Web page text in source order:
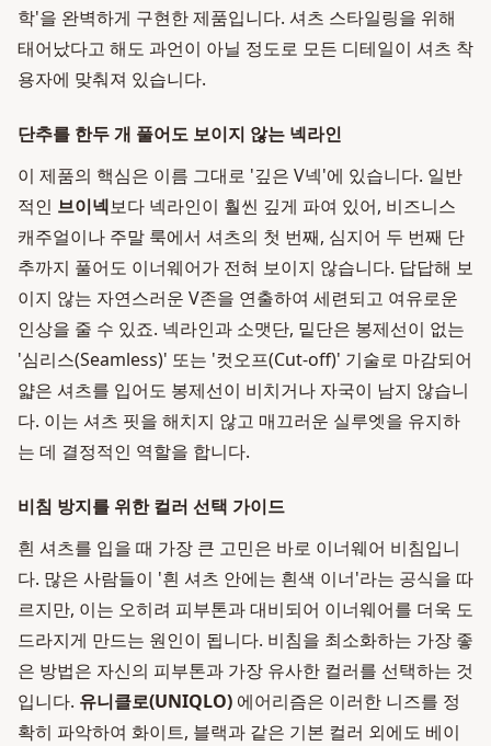
학'을 완벽하게 구현한 제품입니다. 셔츠 스타일링을 위해
태어났다고 해도 과언이 아닐 정도로 모든 디테일이 셔츠 착
용자에 맞춰져 있습니다.
단추를 한두 개 풀어도 보이지 않는 넥라인
이 제품의 핵심은 이름 그대로 '깊은 V넥'에 있습니다. 일반
적인 브이넥보다 넥라인이 훨씬 깊게 파여 있어, 비즈니스
캐주얼이나 주말 룩에서 셔츠의 첫 번째, 심지어 두 번째 단
추까지 풀어도 이너웨어가 전혀 보이지 않습니다. 답답해 보
이지 않는 자연스러운 V존을 연출하여 세련되고 여유로운
인상을 줄 수 있죠. 넥라인과 소맷단, 밑단은 봉제선이 없는
'심리스(Seamless)' 또는 '컷오프(Cut-off)' 기술로 마감되어
얇은 셔츠를 입어도 봉제선이 비치거나 자국이 남지 않습니
다. 이는 셔츠 핏을 해치지 않고 매끄러운 실루엣을 유지하
는 데 결정적인 역할을 합니다.
비침 방지를 위한 컬러 선택 가이드
흰 셔츠를 입을 때 가장 큰 고민은 바로 이너웨어 비침입니
다. 많은 사람들이 '흰 셔츠 안에는 흰색 이너'라는 공식을 따
르지만, 이는 오히려 피부톤과 대비되어 이너웨어를 더욱 도
드라지게 만드는 원인이 됩니다. 비침을 최소화하는 가장 좋
은 방법은 자신의 피부톤과 가장 유사한 컬러를 선택하는 것
입니다. 유니클로(UNIQLO) 에어리즘은 이러한 니즈를 정
확히 파악하여 화이트, 블랙과 같은 기본 컬러 외에도 베이